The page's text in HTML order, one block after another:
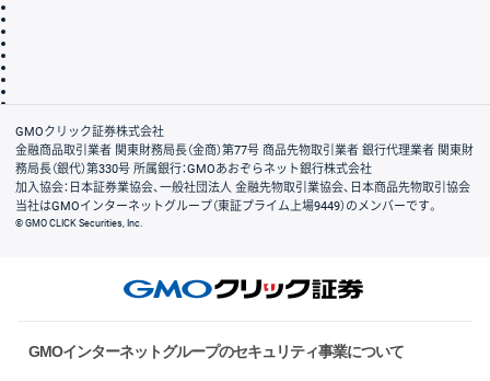
会社案内
GMOクリック証券株式会社
金融商品取引業者 関東財務局長（金商）第77号 商品先物取引業者 銀行代理業者 関東財
務局長（銀代）第330号 所属銀行：GMOあおぞらネット銀行株式会社
加入協会：日本証券業協会、一般社団法人 金融先物取引業協会、日本商品先物取引協会
当社はGMOインターネットグループ（東証プライム上場9449）のメンバーです。
© GMO CLICK Securities, Inc.
GMOインターネットグループのセキュリティ事業について